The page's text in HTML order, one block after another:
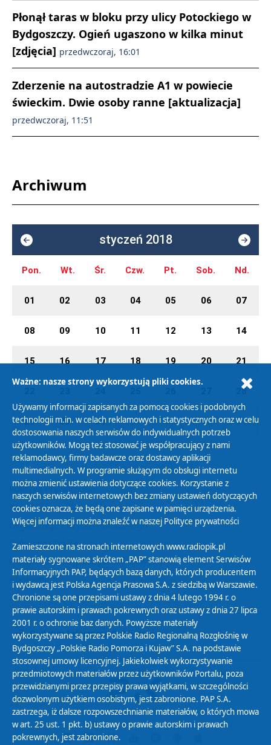
Płonął taras w bloku przy ulicy Potockiego w
Bydgoszczy. Ogień ugaszono w kilka minut
[zdjęcia] przedwczoraj, 16:01
Zderzenie na autostradzie A1 w powiecie
świeckim. Dwie osoby ranne [aktualizacja]
przedwczoraj, 11:51
Archiwum
styczeń 2018
Pon. Wt. Śr. Czw. Pt. Sob. Nd.
01 02 03 04 05 06 07
08 09 10 11 12 13 14
15 16 17 18 19 20 21
28
29 30 31 01 02 03 04
Polityka Prywatności
Zasady korzystania z Serwisu
Organizacje Pożytku Publicznego
Cyfryzacja DAB+
Polityka ochrony danych osobowych
Abonament
Zamówienia publiczne
Biuletyn Informacji Publicznej
Ważne: nasze strony wykorzystują pliki cookies.
Używamy informacji zapisanych za pomocą cookies i podobnych
technologii m.in. w celach reklamowych i statystycznych oraz w celu
dostosowania naszych serwisów do indywidualnych potrzeb
użytkowników. Mogą też stosować je współpracujący z nami
reklamodawcy, firmy badawcze oraz dostawcy aplikacji
multimedialnych. W programie służącym do obsługi internetu
można zmienić ustawienia dotyczące cookies. Korzystanie z
naszych serwisów internetowych bez zmiany ustawień dotyczących
cookies oznacza, że będą one zapisane w pamięci urządzenia.
Więcej informacji można znaleźć w naszej Polityce prywatności
Zamieszczone na stronach internetowych www.radiopik.pl
materiały sygnowane skrótem „PAP” stanowią element Serwisów
Informacyjnych PAP, będących bazą danych, których producentem
i wydawcą jest Polska Agencja Prasowa S.A. z siedzibą w Warszawie.
Chronione są one przepisami ustawy z dnia 4 lutego 1994 r. o
prawie autorskim i prawach pokrewnych oraz ustawy z dnia 27 lipca
2001 r. o ochronie baz danych. Powyższe materiały
wykorzystywane są przez Polskie Radio Regionalną Rozgłośnię w
Bydgoszczy „Polskie Radio Pomorza i Kujaw” S.A. na podstawie
stosownej umowy licencyjnej. Jakiekolwiek wykorzystywanie
przedmiotowych materiałów przez użytkowników Portalu, poza
przewidzianymi przez przepisy prawa wyjątkami, w szczególności
dozwolonym użytkiem osobistym, jest zabronione. PAP S.A.
zastrzega, iż dalsze rozpowszechnianie materiałów, o których mowa
w art. 25 ust. 1 pkt. b) ustawy o prawie autorskim i prawach
pokrewnych, jest zabronione.